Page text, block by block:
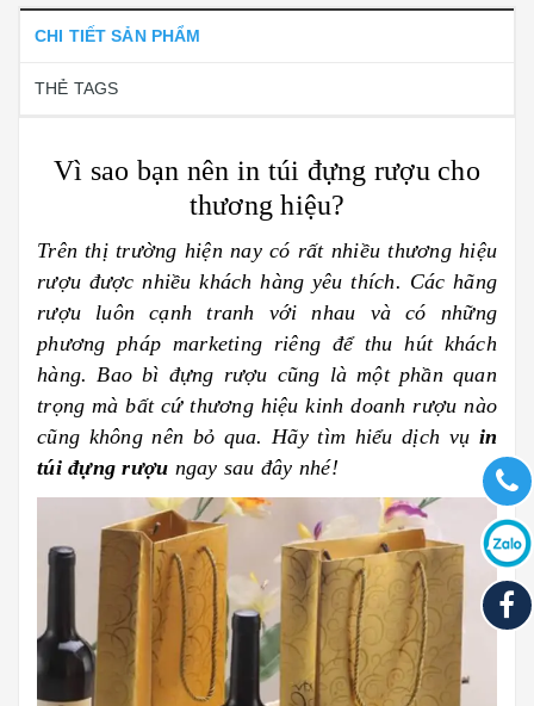
CHI TIẾT SẢN PHẨM
THẺ TAGS
Vì sao bạn nên in túi đựng rượu cho
thương hiệu?
Trên thị trường hiện nay có rất nhiều thương hiệu
rượu được nhiều khách hàng yêu thích. Các hãng
rượu luôn cạnh tranh với nhau và có những
phương pháp marketing riêng để thu hút khách
hàng. Bao bì đựng rượu cũng là một phần quan
trọng mà bất cứ thương hiệu kinh doanh rượu nào
cũng không nên bỏ qua. Hãy tìm hiểu dịch vụ in
túi đựng rượu ngay sau đây nhé!